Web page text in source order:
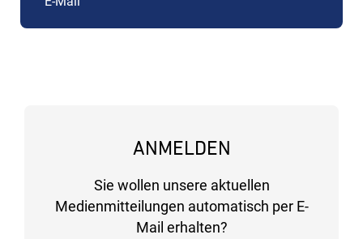
ANMELDEN
Sie wollen unsere aktuellen
Medienmitteilungen automatisch per E-
Mail erhalten?